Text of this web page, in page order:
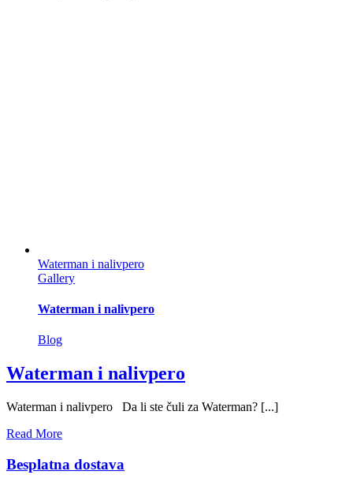
Waterman i nalivpero
Gallery
Waterman i nalivpero
Blog
Waterman i nalivpero
Waterman i nalivpero Da li ste čuli za Waterman? [...]
Read More
Besplatna dostava